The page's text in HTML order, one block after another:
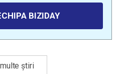
BIZIDAY
știri